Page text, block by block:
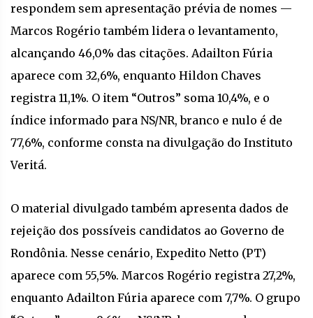
respondem sem apresentação prévia de nomes —
Marcos Rogério também lidera o levantamento,
alcançando 46,0% das citações. Adailton Fúria
aparece com 32,6%, enquanto Hildon Chaves
registra 11,1%. O item “Outros” soma 10,4%, e o
índice informado para NS/NR, branco e nulo é de
77,6%, conforme consta na divulgação do Instituto
Veritá.
O material divulgado também apresenta dados de
rejeição dos possíveis candidatos ao Governo de
Rondônia. Nesse cenário, Expedito Netto (PT)
aparece com 55,5%. Marcos Rogério registra 27,2%,
enquanto Adailton Fúria aparece com 7,7%. O grupo